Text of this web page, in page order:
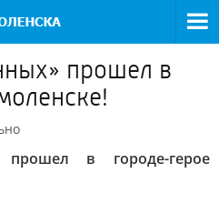
прошел в
в городе-герое